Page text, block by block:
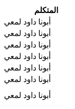
المتكلم
أبونا داود لمعي
أبونا داود لمعي
أبونا داود لمعي
أبونا داود لمعي
أبونا داود لمعي
أبونا داود لمعي
أبونا داود لمعي